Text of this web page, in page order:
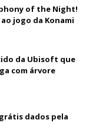
of the Night!
jogo da Konami
da Ubisoft que
com árvore
dados pela